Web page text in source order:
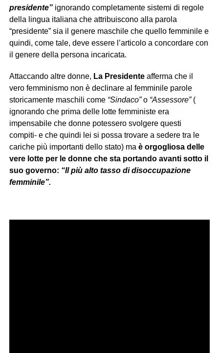
presidente” ignorando completamente sistemi di regole
della lingua italiana che attribuiscono alla parola
“presidente” sia il genere maschile che quello femminile e
quindi, come tale, deve essere l’articolo a concordare con
il genere della persona incaricata.
Attaccando altre donne, La Presidenteafferma che il
vero femminismo non è declinare al femminile parole
storicamente maschili come “Sindaco”o“Assessore”(
ignorando che prima delle lotte femministe era
impensabile che donne potessero svolgere questi
compiti- e che quindi lei si possa trovare a sedere tra le
cariche più importanti dello stato) ma è orgogliosa delle
vere lotte per le donne che sta portando avanti sotto il
suo governo: “Il più alto tasso di disoccupazione
femminile”.